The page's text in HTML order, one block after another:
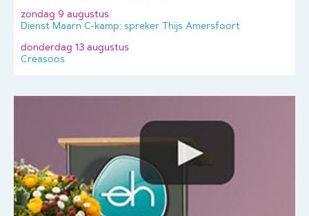
zondag 9 augustus
Dienst Maarn C-kamp: spreker Thijs Amersfoort
donderdag 13 augustus
Creasoos